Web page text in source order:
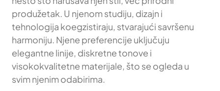
produžetak. U njenom studiju, dizajn i
tehnologija koegzistiraju, stvarajući savršenu
harmoniju. Njene preferencije uključuju
elegantne linije, diskretne tonove i
visokokvalitetne materijale, što se ogleda u
svim njenim odabirima.